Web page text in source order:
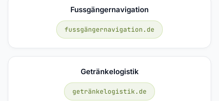
Fussgängernavigation
fussgängernavigation.de
Getränkelogistik
getränkelogistik.de